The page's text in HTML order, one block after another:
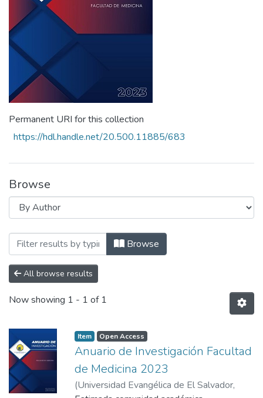
Permanent URI for this collection
https://hdl.handle.net/20.500.11885/683
Browse
Browsing Anuario de Invetigación 2023
Browse
All browse results
Now showing 1 - 1 of 1
Item Open Access
Anuario de Investigación Facultad
de Medicina 2023
(Universidad Evangélica de El Salvador,